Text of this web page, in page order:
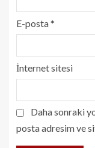
E-posta*
İnternet sitesi
Daha sonraki
posta adresim ve